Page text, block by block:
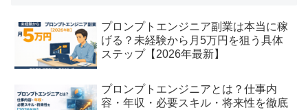
プロンプトエンジニア副業は本当に稼
げる？未経験から月5万円を狙う具体
ステップ【2026年最新】
プロンプトエンジニアとは？仕事内
容・年収・必要スキル・将来性を徹底